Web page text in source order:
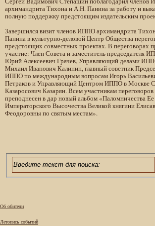
архимандрита Тихона и А.Н. Панина за работу и
полную поддержку предстоящим издательским
Завершился визит членов ИППО архимандрита
Панина в культурно-деловой Центр Общества
предстоящих совместных проектах. В переговорах
участие: Член Совета и заместитель председателя
Юрий Алексеевич Грачев, Управляющий делами
Михаил Иванович Калинин, главный советник
ИППО по международным вопросам Игорь
Петраков и Управляющий Центром ИППО в Москве
Казаросович Казарян. Всем участникам
преподнесен в дар новый альбом «Паломничества Ее
Императорского Высочества Великой княгини
Феодоровны по святым местам».
Об обители
Летопись событий